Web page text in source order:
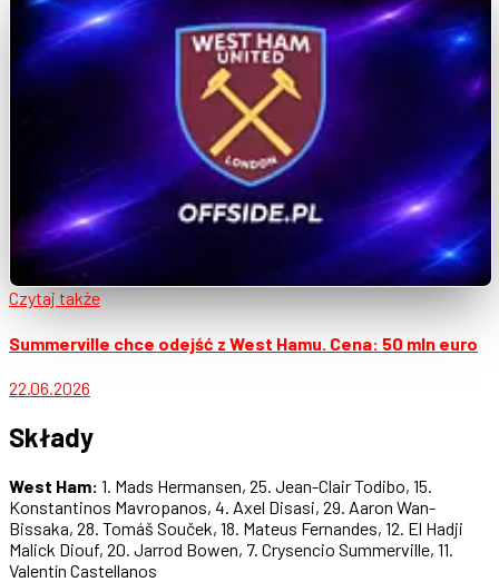
Czytaj także
Summerville chce odejść z West Hamu. Cena: 50 mln euro
22.06.2026
Składy
West Ham: 1. Mads Hermansen, 25. Jean-Clair Todibo, 15.
Konstantinos Mavropanos, 4. Axel Disasi, 29. Aaron Wan-
Bissaka, 28. Tomáš Souček, 18. Mateus Fernandes, 12. El Hadji
Malick Diouf, 20. Jarrod Bowen, 7. Crysencio Summerville, 11.
Valentín Castellanos